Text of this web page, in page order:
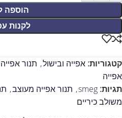
הוספה
לקנות
קטגוריות: אפייה ובישול, תנור
אפייה
תגיות: smeg
, תנור אפייה מעוצב,
משולב כיריים